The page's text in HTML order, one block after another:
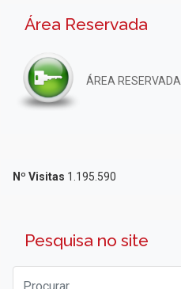
Área Reservada
ÁREA RESERVADA
Nº Visitas 1.195.590
Pesquisa no site